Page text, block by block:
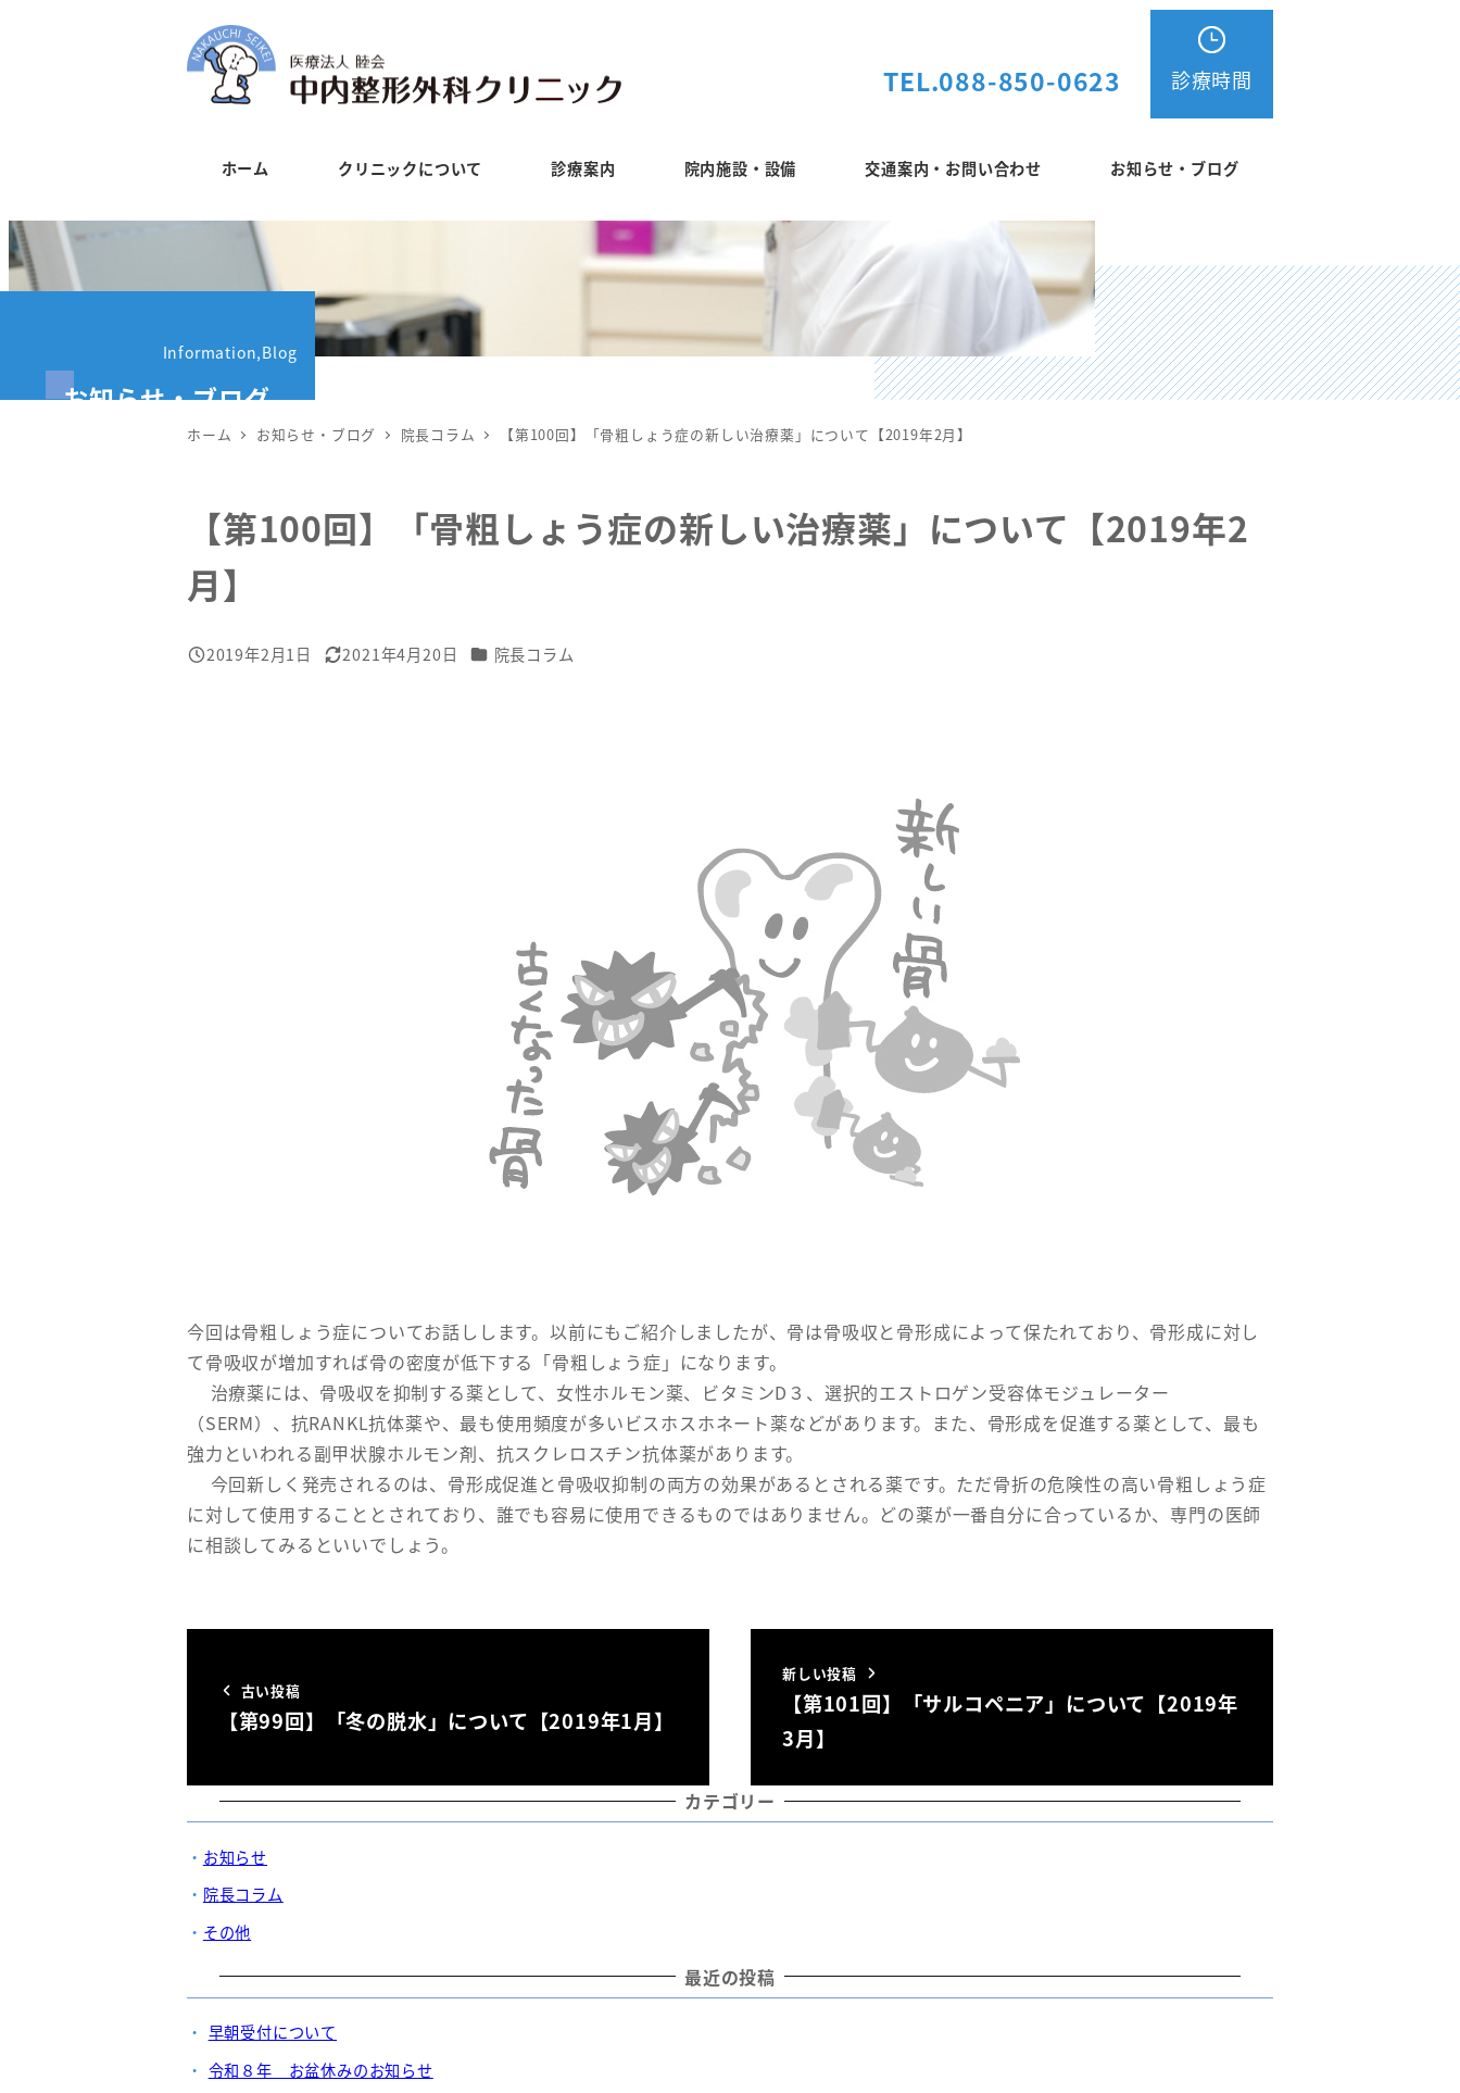
ツ
へ
移
TEL.088-850-0623 診療時間
ホーム クリニックについて 診療案内 院内施設・設備 交通案内・お問い合わせ お知らせ・ブログ
Information,Blog
お知らせ・ブログ
ホーム お知らせ・ブログ 院長コラム 【第100回】「骨粗しょう症の新しい治療薬」について【2019年2月】
【第100回】「骨粗しょう症の新しい治療薬」について【2019年2
月】
投稿日
2019年2月1日
更新日
2021年4月20日 カテゴリー
院長コラム
今回は骨粗しょう症についてお話しします。以前にもご紹介しましたが、骨は骨吸収と骨形成によって保たれており、骨形成に対し
て骨吸収が増加すれば骨の密度が低下する「骨粗しょう症」になります。
治療薬には、骨吸収を抑制する薬として、女性ホルモン薬、ビタミンD３、選択的エストロゲン受容体モジュレーター
（SERM）、抗RANKL抗体薬や、最も使用頻度が多いビスホスホネート薬などがあります。また、骨形成を促進する薬として、最も
強力といわれる副甲状腺ホルモン剤、抗スクレロスチン抗体薬があります。
今回新しく発売されるのは、骨形成促進と骨吸収抑制の両方の効果があるとされる薬です。ただ骨折の危険性の高い骨粗しょう症
に対して使用することとされており、誰でも容易に使用できるものではありません。どの薬が一番自分に合っているか、専門の医師
に相談してみるといいでしょう。
古い投稿
【第99回】「冬の脱水」について【2019年1月】
新しい投稿
【第101回】「サルコペニア」について【2019年
3月】
カテゴリー
お知らせ
院長コラム
その他
最近の投稿
早朝受付について
令和８年 お盆休みのお知らせ